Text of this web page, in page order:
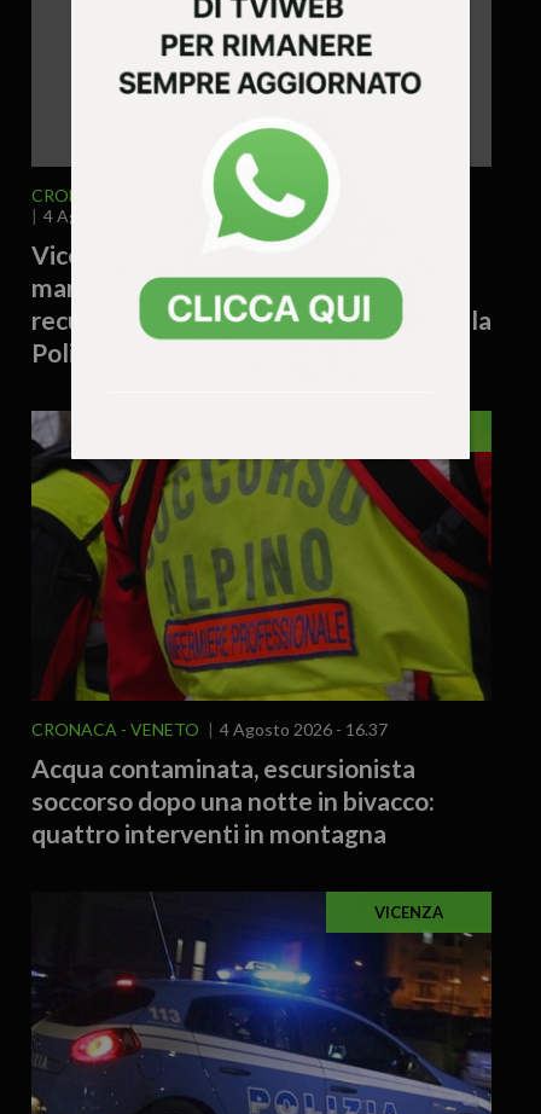
CRONACA
VICENZA E PROVINCIA
4 Agosto 2026 - 17.19
Vicenza – Tiene cinque piantine di
marijuana sul davanzale di casa:
recuperate dai rifiuti e sequestrate dalla
Polizia Locale
CRONACA VENETO 4 Agosto 2026 - 16.37
Acqua contaminata, escursionista
soccorso dopo una notte in bivacco:
quattro interventi in montagna
VICENZA